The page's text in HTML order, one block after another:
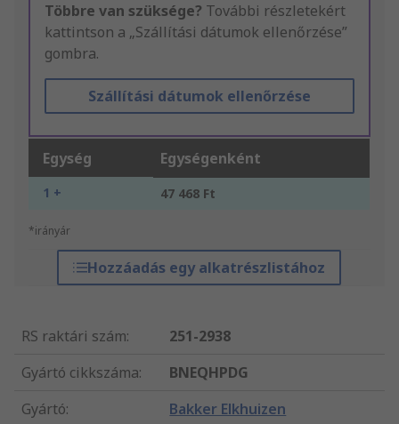
Többre van szüksége? További részletekért
kattintson a „Szállítási dátumok ellenőrzése”
gombra.
Szállítási dátumok ellenőrzése
Egység Egységenként
1 + 47 468 Ft
*irányár
Hozzáadás egy alkatrészlistához
RS raktári szám:
251-2938
Gyártó cikkszáma:
BNEQHPDG
Gyártó: Bakker Elkhuizen